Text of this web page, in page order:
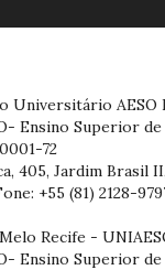
Universitário AESO
Ensino Superior
72
405, Jardim Brasil
+55 (81) 2128-
Recife -
Ensino Superior